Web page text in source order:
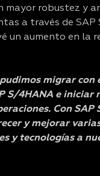
mayor robustez y
a través de SAP
un aumento en la
pudimos migrar
S/4HANA e iniciar
Con SAP
y mejorar
y tecnologías a